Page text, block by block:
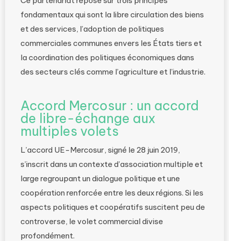
fondamentaux qui sont la libre circulation des biens
et des services, l’adoption de politiques
commerciales communes envers les États tiers et
la coordination des politiques économiques dans
des secteurs clés comme l’agriculture et l’industrie.
Accord Mercosur : un accord
de libre-échange aux
multiples volets
L’accord UE-Mercosur, signé le 28 juin 2019,
s’inscrit dans un contexte d’association multiple et
large regroupant un dialogue politique et une
coopération renforcée entre les deux régions. Si les
aspects politiques et coopératifs suscitent peu de
controverse, le volet commercial divise
profondément.